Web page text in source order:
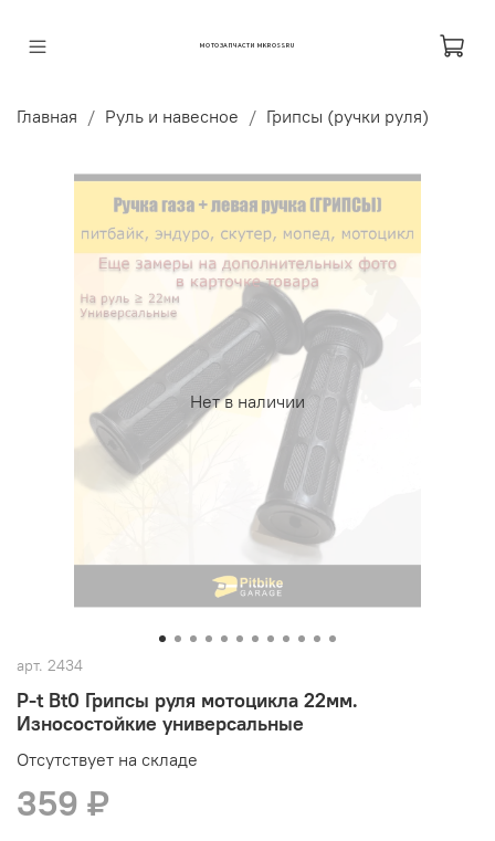
МОТОЗАПЧАСТИ MKROSS.RU
Главная Руль и навесное Грипсы (ручки руля)
Нет в наличии
арт. 2434
P-t Bt0 Грипсы руля мотоцикла 22мм.
Износостойкие универсальные
Отсутствует на складе
359 ₽